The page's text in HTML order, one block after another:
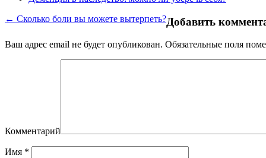
← Сколько боли вы можете вытерпеть?Добавить
Ваш адрес email не будет опубликован. Обязательные поля
Комментарий
Имя *